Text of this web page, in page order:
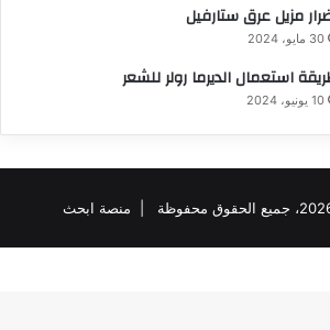
مزيل عرق ستارفيل
30 مايو، 2024
استعمال الديرما رولر للشعر
10 يونيو، 2024
منصة ابحث